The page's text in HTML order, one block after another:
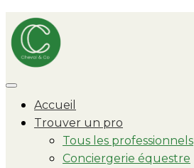
Accueil
Trouver un pro
Tous les professionnels
Conciergerie équestre